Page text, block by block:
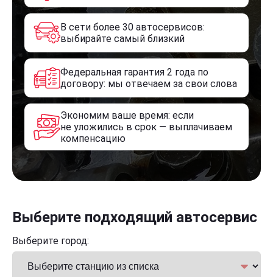
В сети более 30 автосервисов:
выбирайте самый близкий
Федеральная гарантия 2 года по
договору: мы отвечаем за свои слова
Экономим ваше время: если
не уложились в срок — выплачиваем
компенсацию
Выберите подходящий автосервис
Выберите город: